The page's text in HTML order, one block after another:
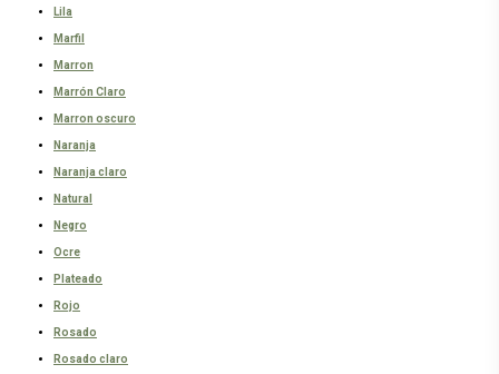
Lila
Marfil
Marron
Marrón Claro
Marron oscuro
Naranja
Naranja claro
Natural
Negro
Ocre
Plateado
Rojo
Rosado
Rosado claro